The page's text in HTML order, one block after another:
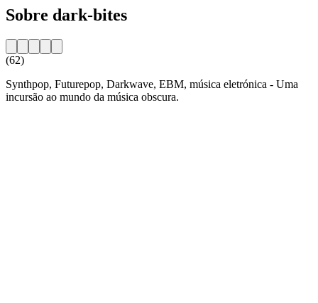
Sobre dark-bites
(62)
Synthpop, Futurepop, Darkwave, EBM, música eletrónica - Uma
incursão ao mundo da música obscura.